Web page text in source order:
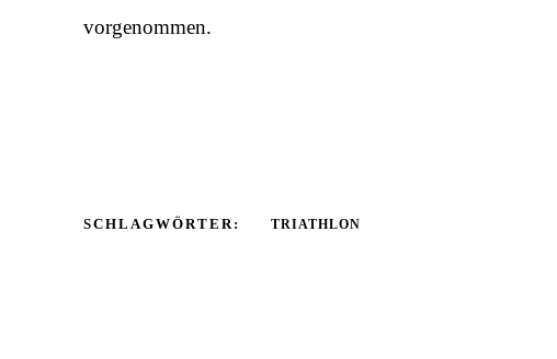
vorgenommen.
SCHLAGWÖRTER: TRIATHLON